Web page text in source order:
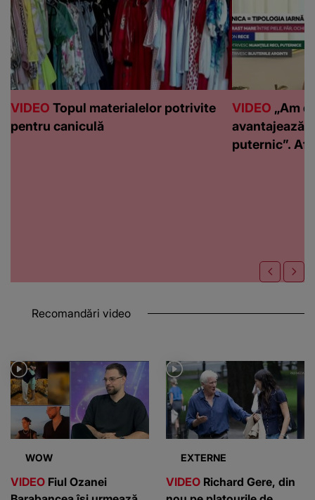
VIDEO Topul materialelor potrivite
pentru caniculă
VIDEO „Am
avantajează
puternic”.
Recomandări video
WOW
VIDEO Fiul Ozanei
EXTERNE
VIDEO Richard Gere, din